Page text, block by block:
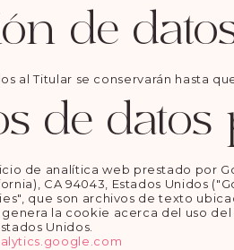
de
al Titular se conservarán hasta
de datos
de analítica web prestado por
CA 94043, Estados Unidos
que son archivos de texto
la cookie acerca del uso
Unidos.